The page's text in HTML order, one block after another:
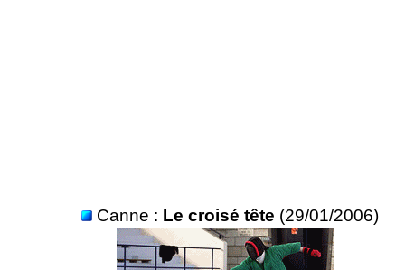
Canne : Le croisé tête (29/01/2006)